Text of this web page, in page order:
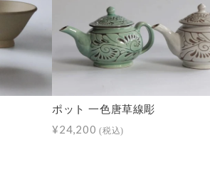
ポット 一色唐草線彫
¥24,200 (税込)